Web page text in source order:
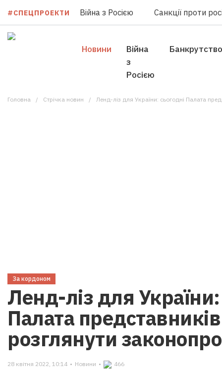
#СПЕЦПРОЕКТИ Війна з Росією Санкції проти
Новини
Війна
з
Росією
Банкрутство
Головна Стрічка новин Ленд-ліз для України: сьогодні Палата
За кордоном
Ленд-ліз для України:
Палата
розглянути
28 квітня 2022, 10:14 • Новини • 466